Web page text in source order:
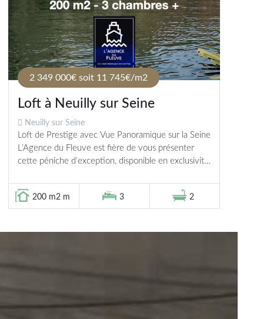
2 349 000€ soit 11 745€/m2
Loft à Neuilly sur Seine
Neuilly sur Seine
Loft de Prestige avec Vue Panoramique sur la Seine
L’Agence du Fleuve est fière de vous présenter
cette péniche d’exception, disponible en exclusivité
et...
200 m2 m 3 2